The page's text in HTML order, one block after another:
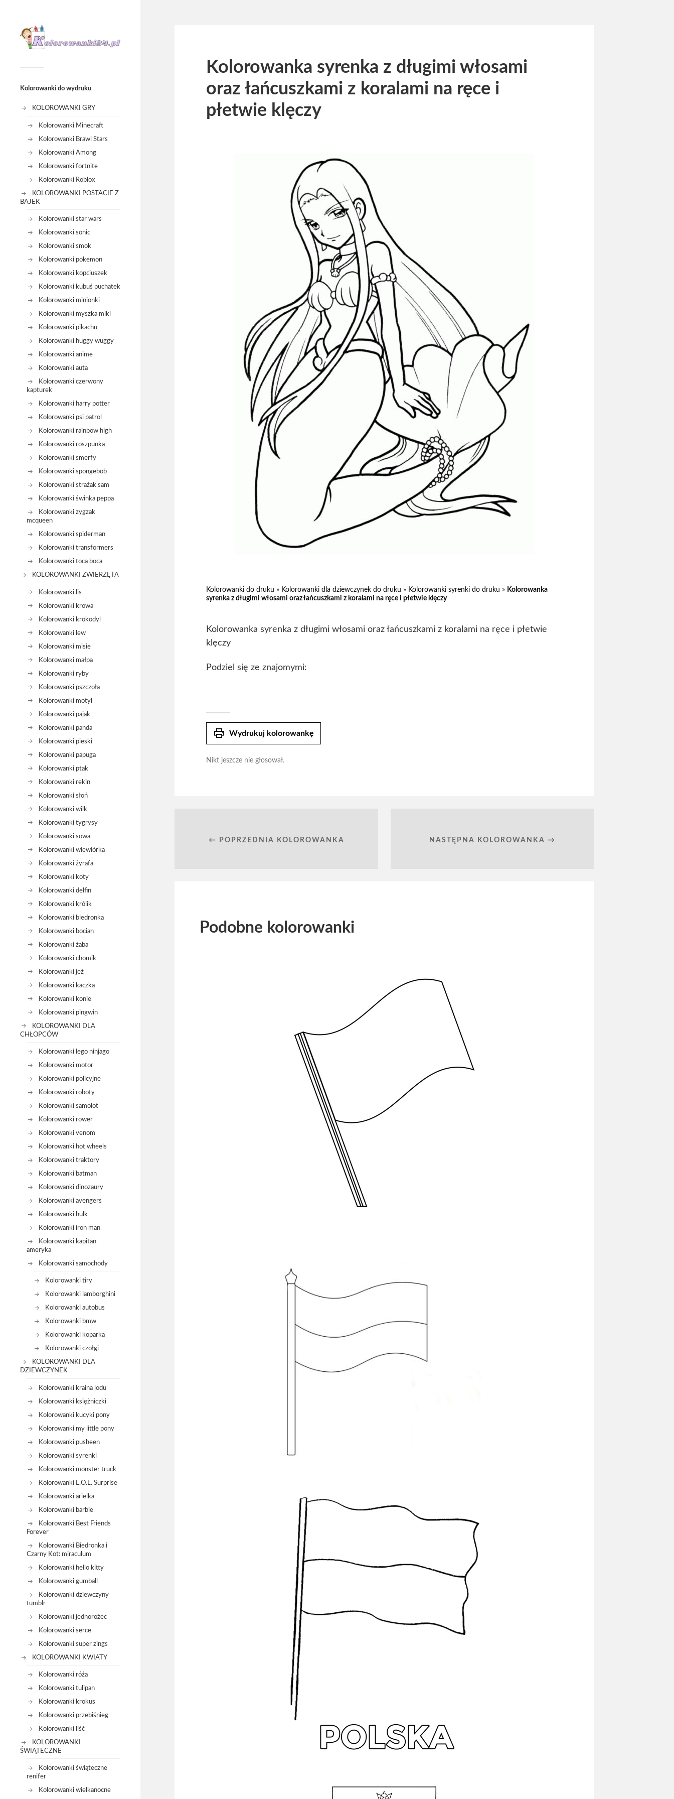
Kolorowanki do wydruku
KOLOROWANKI GRY
Kolorowanki Minecraft
Kolorowanki Brawl Stars
Kolorowanki Among
Kolorowanki fortnite
Kolorowanki Roblox
KOLOROWANKI POSTACIE Z
BAJEK
Kolorowanki star wars
Kolorowanki sonic
Kolorowanki smok
Kolorowanki pokemon
Kolorowanki kopciuszek
Kolorowanki kubuś puchatek
Kolorowanki minionki
Kolorowanki myszka miki
Kolorowanki pikachu
Kolorowanki huggy wuggy
Kolorowanki anime
Kolorowanki auta
Kolorowanki czerwony
kapturek
Kolorowanki harry potter
Kolorowanki psi patrol
Kolorowanki rainbow high
Kolorowanki roszpunka
Kolorowanki smerfy
Kolorowanki spongebob
Kolorowanki strażak sam
Kolorowanki świnka peppa
Kolorowanki zygzak
mcqueen
Kolorowanki spiderman
Kolorowanki transformers
Kolorowanki toca boca
KOLOROWANKI ZWIERZĘTA
Kolorowanki lis
Kolorowanki krowa
Kolorowanki krokodyl
Kolorowanki lew
Kolorowanki misie
Kolorowanki małpa
Kolorowanki ryby
Kolorowanki pszczoła
Kolorowanki motyl
Kolorowanki pająk
Kolorowanki panda
Kolorowanki pieski
Kolorowanki papuga
Kolorowanki ptak
Kolorowanki rekin
Kolorowanki słoń
Kolorowanki wilk
Kolorowanki tygrysy
Kolorowanki sowa
Kolorowanki wiewiórka
Kolorowanki żyrafa
Kolorowanki koty
Kolorowanki delfin
Kolorowanki królik
Kolorowanki biedronka
Kolorowanki bocian
Kolorowanki żaba
Kolorowanki chomik
Kolorowanki jeż
Kolorowanki kaczka
Kolorowanki konie
Kolorowanki pingwin
KOLOROWANKI DLA
CHŁOPCÓW
Kolorowanki lego ninjago
Kolorowanki motor
Kolorowanki policyjne
Kolorowanki roboty
Kolorowanki samolot
Kolorowanki rower
Kolorowanki venom
Kolorowanki hot wheels
Kolorowanki traktory
Kolorowanki batman
Kolorowanki dinozaury
Kolorowanki avengers
Kolorowanki hulk
Kolorowanki iron man
Kolorowanki kapitan
ameryka
Kolorowanki samochody
Kolorowanki tiry
Kolorowanki lamborghini
Kolorowanki autobus
Kolorowanki bmw
Kolorowanki koparka
Kolorowanki czołgi
KOLOROWANKI DLA
DZIEWCZYNEK
Kolorowanki kraina lodu
Kolorowanki księżniczki
Kolorowanki kucyki pony
Kolorowanki my little pony
Kolorowanki pusheen
Kolorowanki syrenki
Kolorowanki monster truck
Kolorowanki L.O.L. Surprise
Kolorowanki arielka
Kolorowanki barbie
Kolorowanki Best Friends
Forever
Kolorowanki Biedronka i
Czarny Kot: miraculum
Kolorowanki hello kitty
Kolorowanki gumball
Kolorowanki dziewczyny
tumblr
Kolorowanki jednorożec
Kolorowanki serce
Kolorowanki super zings
KOLOROWANKI KWIATY
Kolorowanki róża
Kolorowanki tulipan
Kolorowanki krokus
Kolorowanki przebiśnieg
Kolorowanki liść
KOLOROWANKI
ŚWIĄTECZNE
Kolorowanki świąteczne
renifer
Kolorowanki wielkanocne
Kolorowanka syrenka z długimi włosami
oraz łańcuszkami z koralami na ręce i
płetwie klęczy
Kolorowanki do druku » Kolorowanki dla dziewczynek do druku » Kolorowanki syrenki do druku » Kolorowanka
syrenka z długimi włosami oraz łańcuszkami z koralami na ręce i płetwie klęczy
Kolorowanka syrenka z długimi włosami oraz łańcuszkami z koralami na ręce i płetwie
klęczy
Podziel się ze znajomymi:
print Wydrukuj kolorowankę
Nikt jeszcze nie głosował.
← POPRZEDNIA KOLOROWANKA NASTĘPNA KOLOROWANKA →
Podobne kolorowanki